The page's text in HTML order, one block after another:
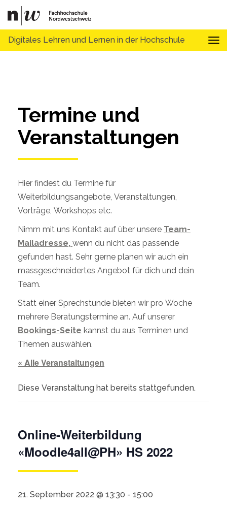
Digitales Lehren und Lernen in der Hochschule
Termine und
Veranstaltungen
Hier findest du Termine für
Weiterbildungsangebote, Veranstaltungen,
Vorträge, Workshops etc.
Nimm mit uns Kontakt auf über unsere Team-
Mailadresse, wenn du nicht das passende
gefunden hast. Sehr gerne planen wir auch ein
massgeschneidertes Angebot für dich und dein
Team.
Statt einer Sprechstunde bieten wir pro Woche
mehrere Beratungstermine an. Auf unserer
Bookings-Seite kannst du aus Terminen und
Themen auswählen.
« Alle Veranstaltungen
Diese Veranstaltung hat bereits stattgefunden.
Online-Weiterbildung
«Moodle4all@PH» HS 2022
21. September 2022 @ 13:30 - 15:00